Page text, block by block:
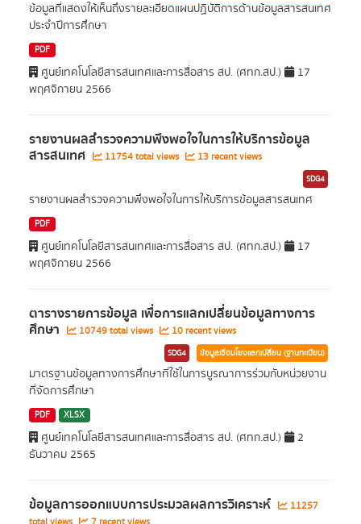
ข้อมูลที่แสดงให้เห็นถึงรายละเอียดแผนปฏิบัติการด้านข้อมูลสารสนเทศ
ประจำปีการศึกษา
PDF
ศูนย์เทคโนโลยีสารสนเทศและการสื่อสาร สป. (ศทก.สป.)
17
พฤศจิกายน 2566
รายงานผลสำรวจความพึงพอใจในการให้บริการข้อมูล
สารสนเทศ 11754 total views 13 recent views
SDG4
รายงานผลสำรวจความพึงพอใจในการให้บริการข้อมูลสารสนเทศ
PDF
ศูนย์เทคโนโลยีสารสนเทศและการสื่อสาร สป. (ศทก.สป.)
17
พฤศจิกายน 2566
ตารางรายการข้อมูล เพื่อการแลกเปลี่ยนข้อมูลทางการ
ศึกษา 10749 total views 10 recent views
SDG4 ข้อมูลเชื่อมโยงแลกเปลี่ยน (ฐานทะเบียน)
มาตรฐานข้อมูลทางการศึกษาที่ใช้ในการบูรณาการร่วมกับหน่วยงาน
ที่จัดการศึกษา
PDF XLSX
ศูนย์เทคโนโลยีสารสนเทศและการสื่อสาร สป. (ศทก.สป.)
2
ธันวาคม 2565
ข้อมูลการออกแบบการประมวลผลการวิเคราะห์
11257